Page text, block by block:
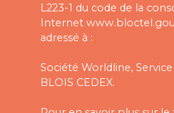
L223-1 du code de la
Internet
adressé à :
Société Worldline, Service
BLOIS CEDEX.